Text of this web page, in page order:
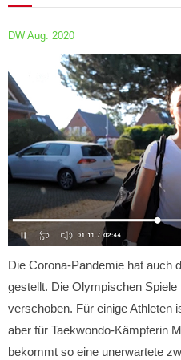
DW Aug. 2020
Die Corona-Pandemie hat auch
gestellt. Die Olympischen
verschoben. Für einige Athleten
aber für Taekwondo-Kämpferin
bekommt so eine unerwartete